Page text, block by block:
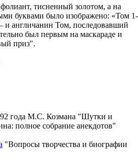
тисненный золотом, а на
буквами было изображено: «Том 1-
англичанин Том, последовавший
был первым на маскараде и
приз".
года М.С. Козмана "Шутки и
полное собрание анекдотов"
"Вопросы творчества и биографии